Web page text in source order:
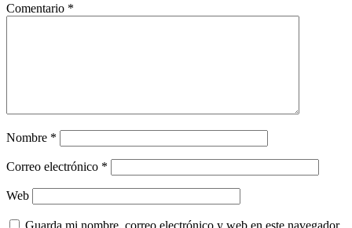
Comentario *
Nombre *
Correo electrónico *
Web
Guarda mi nombre, correo electrónico y web en este navegador